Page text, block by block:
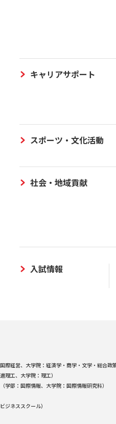
キャリアサポート
スポーツ・文化活動
社会・地域貢献
入試情報
経営、大学院：経済学・商学・文学・総合政策
理工、大学院：理工）
部：国際情報、大学院：国際情報研究科）
ジネススクール）